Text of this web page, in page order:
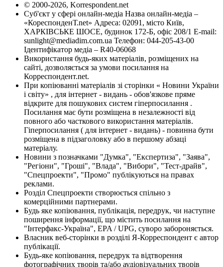
© 2000-2026, Korrespondent.net
Суб'єкт у сфері онлайн-медіа Назва онлайн-медіа –
«КореспонденТ.net» Адреса: 02091, місто Київ,
ХАРКІВСЬКЕ ШОСЕ, будинок 172-Б, офіс 208/1 E-mail:
sunlight@mediadim.com.ua Телефон: 044-205-43-00
Ідентифікатор медіа – R40-06068
Використання будь-яких матеріалів, розміщених на
сайті, дозволяється за умови посилання на
Корреспондент.net.
При копіюванні матеріалів зі сторінки « Новини України
і світу» , для інтернет - видань - обов'язкове пряме
відкрите для пошукових систем гіперпосилання .
Посилання має бути розміщена в незалежності від
повного або часткового використання матеріалів.
Гіперпосилання ( для інтернет - видань) - повинна бути
розміщена в підзаголовку або в першому абзаці
матеріалу.
Новини з позначками "Думка", "Експертиза", "Заява",
"Регіони", "Гроші", "Влада", "Вибори", "Тест-драйв",
"Спецпроекти", "Промо" публікуються на правах
реклами.
Розділ Спецпроекти створюється спільно з
комерційними партнерами.
Будь яке копіювання, публікація, передрук, чи наступне
поширення інформації, що містить посилання на
"Інтерфакс-Україна", EPA / UPG, суворо забороняється.
Власник веб-сторінки в розділі Я-Корреспондент є автор
публікації.
Будь-яке копіювання, передрук та відтворення
фотографічних творів та/або аудіовізуальних творів